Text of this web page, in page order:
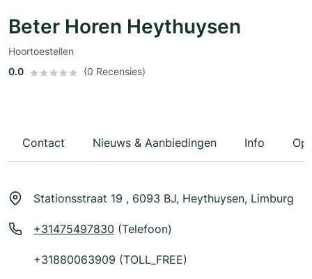
Beter Horen Heythuysen
Hoortoestellen
0.0
(0 Recensies)
Contact Nieuws & Aanbiedingen Info
Stationsstraat 19 , 6093 BJ, Heythuysen, Limburg
+31475497830 (Telefoon)
+31880063909 (TOLL_FREE)